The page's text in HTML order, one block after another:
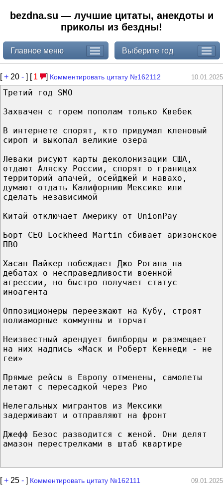
bezdna.su — лучшие цитаты, анекдоты и
приколы из бездны!
Главное меню Выберите год
[+ 20 - ] [ 1 ] Комментировать цитату №162112 10.01.2025
Третий год SMO⁠⁠
Захвачен с горем пополам только Квебек
В интернете спорят, кто придумал кленовый
сироп и выкопал великие озера
Леваки рисуют карты деколонизации США,
отдают Аляску России, спорят о границах
территорий апачей, осейджей и навахо,
думают отдать Калифорнию Мексике или
сделать независимой
Китай отключает Америку от UnionPay
Борт CEO Lockheed Martin сбивает аризонское
ПВО
Хасан Пайкер побеждает Джо Рогана на
дебатах о несправедливости военной
агрессии, но быстро получает статус
иноагента
Оппозиционеры переезжают на Кубу, строят
полиаморные коммунны и торчат
Неизвестный арендует билборды и размещает
на них надпись «Маск и Роберт Кеннеди - не
геи»
Прямые рейсы в Европу отменены, самолеты
летают с пересадкой через Рио
Нелегальных мигрантов из Мексики
задерживают и отправляют на фронт
Джефф Безос разводится с женой. Они делят
амазон перестрелками в штаб квартире
[+ 25 - ] Комментировать цитату №162111 09.01.2025